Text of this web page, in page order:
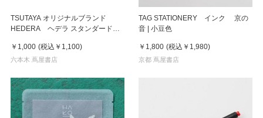
TSUTAYA オリジナルブランド
HEDERA ヘデラ スタンダード製
￥1,000 (税込 ￥1,100)
六本木 蔦屋書店
TAG STATIONERY インク 京の
音 | 小豆色
￥1,800 (税込 ￥1,980)
京都 蔦屋書店